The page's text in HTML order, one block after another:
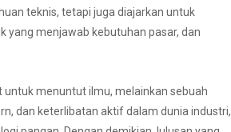
teknis, tetapi juga diajarkan untuk
yang menjawab kebutuhan pasar, dan
untuk menuntut ilmu, melainkan sebuah
dan keterlibatan aktif dalam dunia industri,